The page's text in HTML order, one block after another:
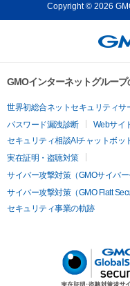
Copyright © 2026
GMOインターネットグルー
世界初総合ネットセキュリティサ
パスワード漏洩診断
Webサイ
セキュリティ相談AIチャットボッ
実在証明・盗聴対策
サイバー攻撃対策（GMOサイバー
サイバー攻撃対策（GMO Flatt
セキュリティ事業の軌跡